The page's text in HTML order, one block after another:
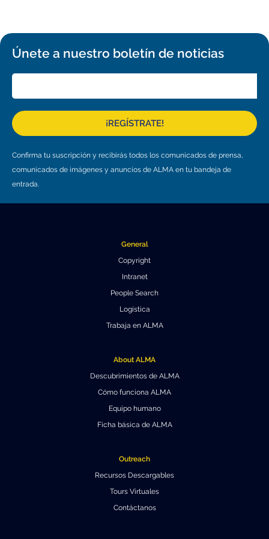
Slack de conferencia
Información para expositores
Logística de carteles
Eventos
Personas
Expositores
Información de viaje / logística
Declaración de privacidad
Únete a nuestro boletín de noticias
¡REGÍSTRATE!
Confirma tu suscripción y recibirás todos los comunicados de prensa,
comunicados de imágenes y anuncios de ALMA en tu bandeja de
entrada.
General
Copyright
Intranet
People Search
Logística
Trabaja en ALMA
About ALMA
Descubrimientos de ALMA
Cómo funciona ALMA
Equipo humano
Ficha básica de ALMA
Outreach
Recursos Descargables
Tours Virtuales
Contáctanos